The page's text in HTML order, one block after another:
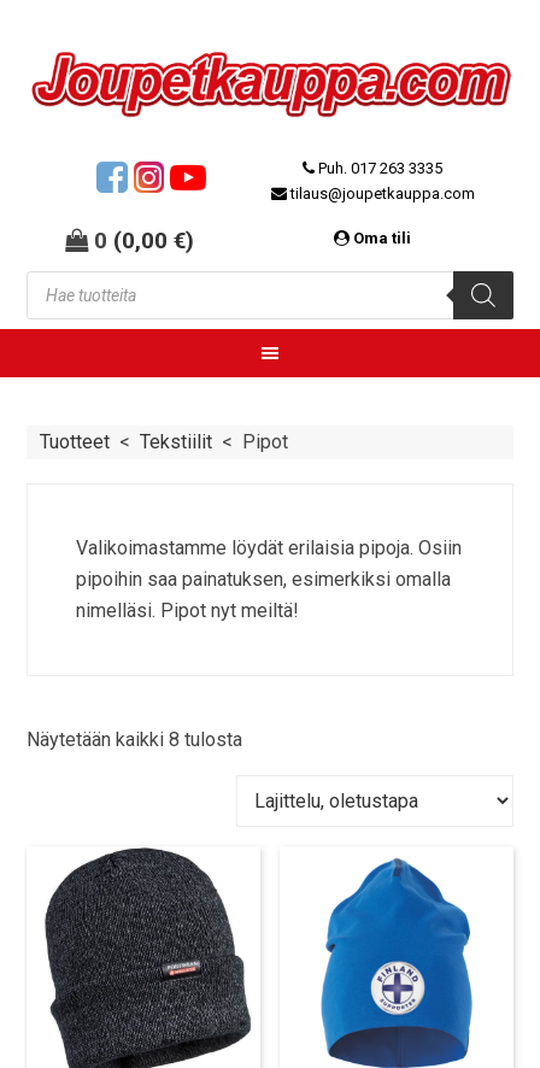
0 (0,00€)
Puh. 017 263 3335
tilaus@joupetkauppa.com
Oma tili
Tuotteet <Tekstiilit < Pipot
Valikoimastamme löydät erilaisia pipoja. Osiin
pipoihin saa painatuksen, esimerkiksi omalla
nimelläsi. Pipot nyt meiltä!
Näytetään kaikki 8 tulosta